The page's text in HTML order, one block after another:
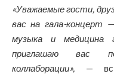
«Уважаемые гости,
вас на гала-концерт
музыка и медицина
приглашаю вас
коллаборации», —